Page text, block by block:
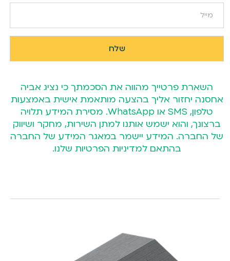
השארת פרטייך מהווה את הסכמתך כי נציג אביה
אחסנה יחזור אליך בהצעה מותאמת אישית באמצעות
טלפון, SMS או WhatsApp. מסירת המידע תלויה
ברצונך, והוא ישמש אותנו למתן השירות, מחקר ושיווק
של החברה. המידע יישמר במאגר המידע של החברה
בהתאם למדיניות הפרטיותשלנו.